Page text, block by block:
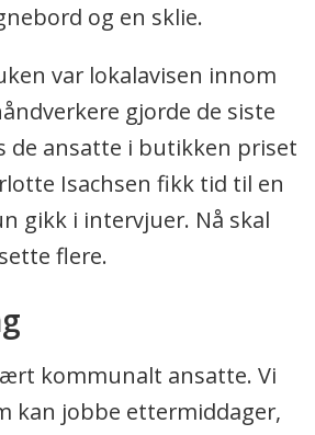
og en sklie.
var lokalavisen innom
gjorde de siste
de ansatte i butikken priset
Isachsen fikk tid til en
gikk i intervjuer. Nå skal
flere.
kommunalt ansatte. Vi
kan jobbe ettermiddager,